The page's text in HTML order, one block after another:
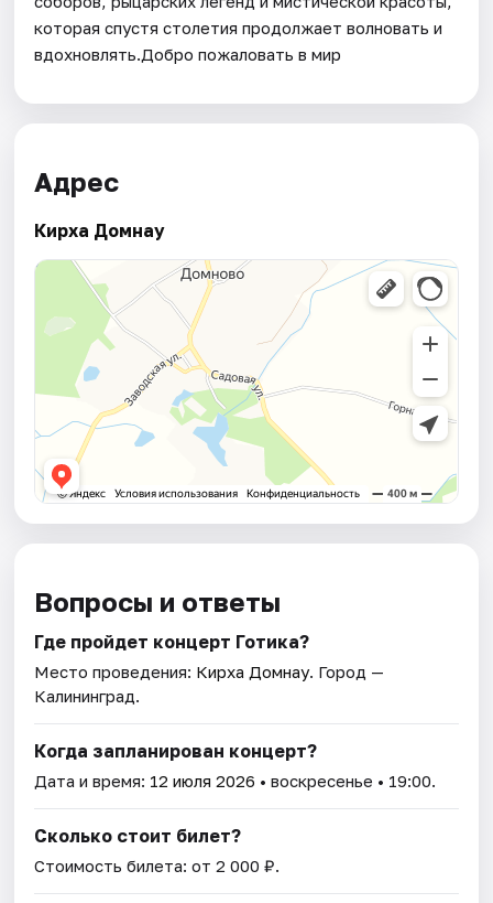
которая спустя столетия продолжает волновать и
вдохновлять.Добро пожаловать в мир
Адрес
Кирха Домнау
Вопросы и ответы
Где пройдет концерт Готика?
Место проведения: Кирха Домнау. Город —
Калининград.
Когда запланирован концерт?
Дата и время: 12 июля 2026 • воскресенье • 19:00.
Сколько стоит билет?
Стоимость билета: от 2 000 ₽.